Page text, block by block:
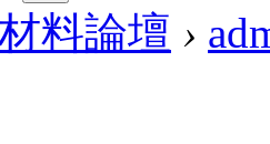
料論壇 ›